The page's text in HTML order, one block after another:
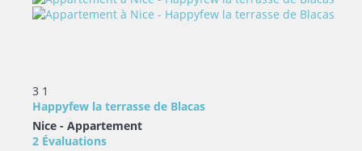
3 1
Happyfew la terrasse de Blacas
Nice - Appartement
2 Évaluations